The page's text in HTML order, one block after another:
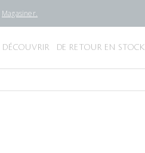
Magasiner.
DÉCOUVRIR DE RETOUR EN STOCK